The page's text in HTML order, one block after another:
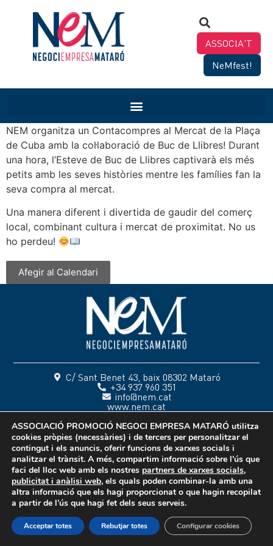
ASSOCIA'T
NeMfest!
NEM organitza un Contacompres al Mercat de la Plaça
de Cuba amb la col·laboració de Buc de Llibres! Durant
una hora, l’Esteve de Buc de Llibres captivarà els més
petits amb les seves històries mentre les famílies fan la
seva compra al mercat.
Una manera diferent i divertida de gaudir del comerç
local, combinant cultura i mercat de proximitat. No us
ho perdeu!
Afegir al Calendari
C/ Sant Benet 43, baix 08302 Mataró
+34 937 960 351
info@nem.cat
www.nem.cat
Amb la col·laboració:
ASSOCIACIÓ PROMOCIÓ NEGOCI EMPRESA MATARÓ utilitza
cookies pròpies (necessàries) i de tercers per personalitzar el
contingut i els anuncis, oferir funcions de xarxes socials i
analitzar el trànsit. A més, compartim informació sobre l'ús que
faci del lloc web amb els nostres partners de xarxes socials,
publicitat i anàlisi web, els quals poden combinar-la amb una
altra informació que els hagi proporcionat o que hagin recopilat
a partir de l’ús que hagi fet dels seus serveis.
Acceptar totes Rebutjar totes Configurar cookies